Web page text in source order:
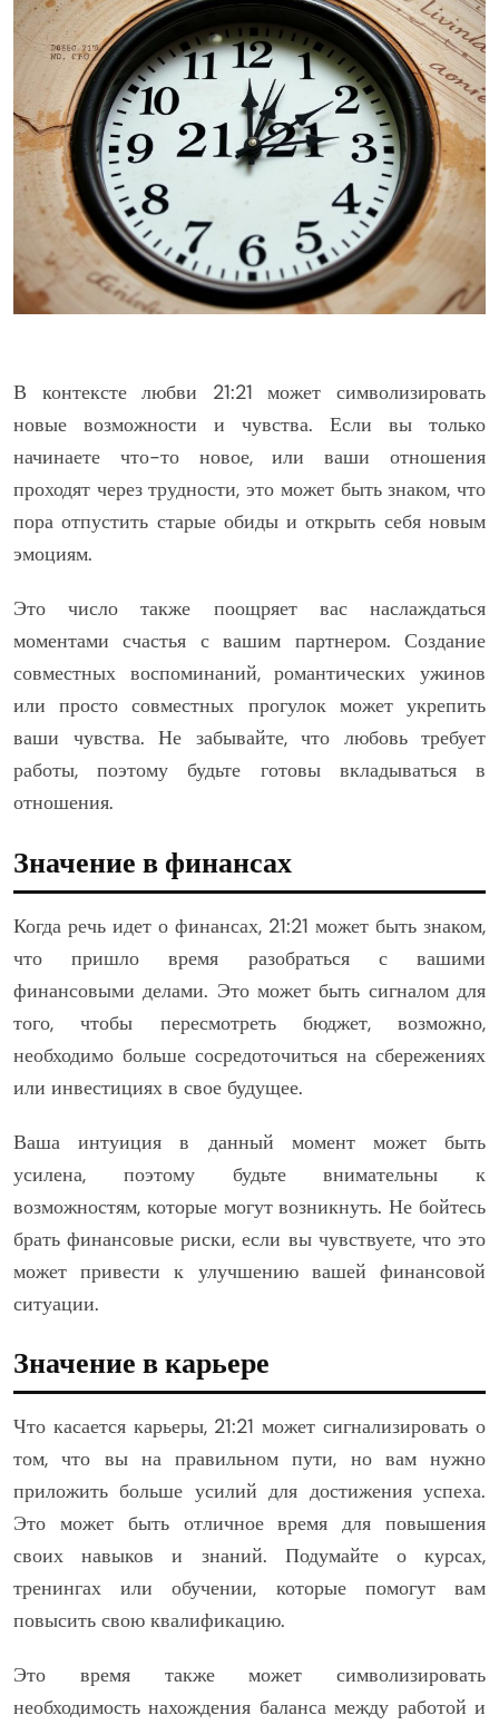
В контексте любви 21:21 может символизировать
новые возможности и чувства. Если вы только
начинаете что-то новое, или ваши отношения
проходят через трудности, это может быть знаком, что
пора отпустить старые обиды и открыть себя новым
эмоциям.
Это число также поощряет вас наслаждаться
моментами счастья с вашим партнером. Создание
совместных воспоминаний, романтических ужинов
или просто совместных прогулок может укрепить
ваши чувства. Не забывайте, что любовь требует
работы, поэтому будьте готовы вкладываться в
отношения.
Значение в финансах
Когда речь идет о финансах, 21:21 может быть знаком,
что пришло время разобраться с вашими
финансовыми делами. Это может быть сигналом для
того, чтобы пересмотреть бюджет, возможно,
необходимо больше сосредоточиться на сбережениях
или инвестициях в свое будущее.
Ваша интуиция в данный момент может быть
усилена, поэтому будьте внимательны к
возможностям, которые могут возникнуть. Не бойтесь
брать финансовые риски, если вы чувствуете, что это
может привести к улучшению вашей финансовой
ситуации.
Значение в карьере
Что касается карьеры, 21:21 может сигнализировать о
том, что вы на правильном пути, но вам нужно
приложить больше усилий для достижения успеха.
Это может быть отличное время для повышения
своих навыков и знаний. Подумайте о курсах,
тренингах или обучении, которые помогут вам
повысить свою квалификацию.
Это время также может символизировать
необходимость нахождения баланса между работой и